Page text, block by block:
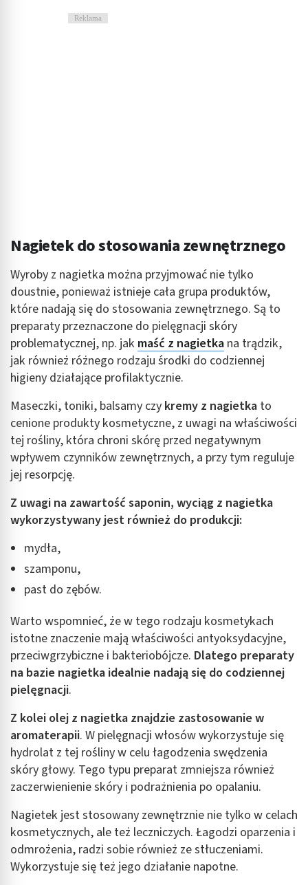
Reklama
Nagietek do stosowania zewnętrznego
Wyroby z nagietka można przyjmować nie tylko
doustnie, ponieważ istnieje cała grupa produktów,
które nadają się do stosowania zewnętrznego. Są to
preparaty przeznaczone do pielęgnacji skóry
problematycznej, np. jak maść z nagietka na trądzik,
jak również różnego rodzaju środki do codziennej
higieny działające profilaktycznie.
Maseczki, toniki, balsamy czy kremy z nagietka to
cenione produkty kosmetyczne, z uwagi na właściwości
tej rośliny, która chroni skórę przed negatywnym
wpływem czynników zewnętrznych, a przy tym reguluje
jej resorpcję.
Z uwagi na zawartość saponin, wyciąg z nagietka
wykorzystywany jest również do produkcji:
mydła,
szamponu,
past do zębów.
Warto wspomnieć, że w tego rodzaju kosmetykach
istotne znaczenie mają właściwości antyoksydacyjne,
przeciwgrzybiczne i bakteriobójcze. Dlatego preparaty
na bazie nagietka idealnie nadają się do codziennej
pielęgnacji.
Z kolei olej z nagietka znajdzie zastosowanie w
aromaterapii. W pielęgnacji włosów wykorzystuje się
hydrolat z tej rośliny w celu łagodzenia swędzenia
skóry głowy. Tego typu preparat zmniejsza również
zaczerwienienie skóry i podrażnienia po opalaniu.
Nagietek jest stosowany zewnętrznie nie tylko w celach
kosmetycznych, ale też leczniczych. Łagodzi oparzenia i
odmrożenia, radzi sobie również ze stłuczeniami.
Wykorzystuje się też jego działanie napotne.